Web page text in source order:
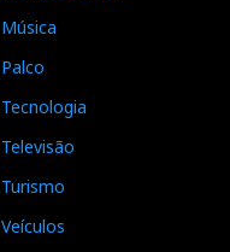
Música
Palco
Tecnologia
Televisão
Turismo
Veículos